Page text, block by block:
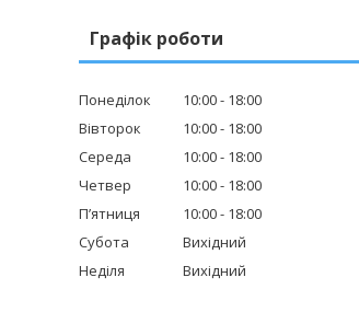
Графік роботи
Понеділок 10:00
18:00
Вівторок
10:00
18:00
Середа
10:00
18:00
Четвер
10:00
18:00
Пʼятниця
10:00
18:00
Субота
Вихідний
Неділя
Вихідний